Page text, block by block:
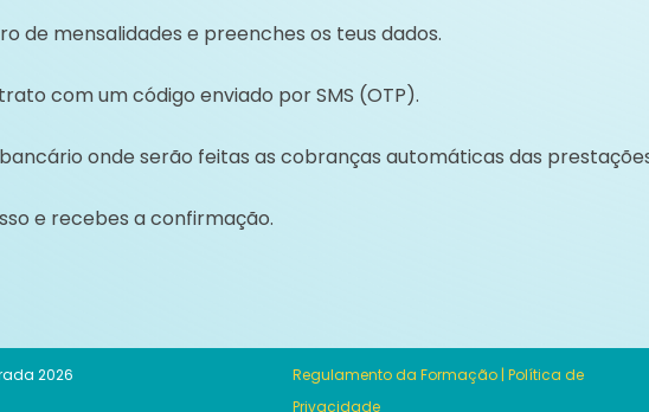
de mensalidades e preenches os teus dados.
com um código enviado por SMS (OTP).
onde serão feitas as cobranças automáticas das
e recebes a confirmação.
2026 Regulamento da Formação| Política de
Privacidade